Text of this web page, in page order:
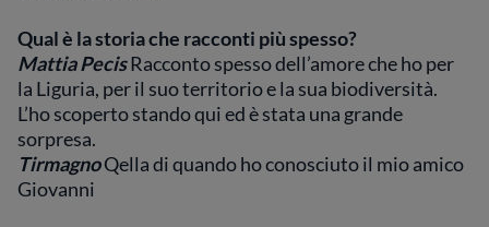
Qual è la storia che racconti più spesso?
Mattia PecisRacconto spesso dell’amore che ho per
la Liguria, per il suo territorio e la sua biodiversità.
L’ho scoperto stando qui ed è stata una grande
sorpresa.
TirmagnoQella di quando ho conosciuto il mio amico
Giovanni